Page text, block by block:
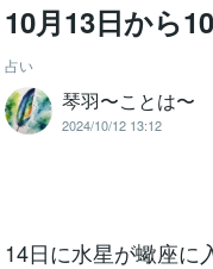
10月13日から
占い
琴羽〜ことは〜
2024/10/12 13:12
14日に水星が蠍座に